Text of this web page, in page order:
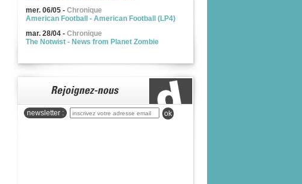
mer. 06/05 - Chronique
American Football - American Football (LP4)
mar. 28/04 - Chronique
The Notwist - News from Planet Zombie
newsletter : ok